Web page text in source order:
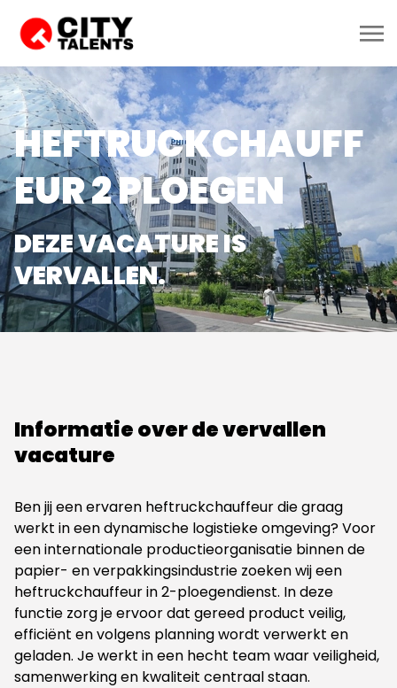
HEFTRUCKCHAUFF
EUR 2 PLOEGEN
DEZE VACATURE IS
VERVALLEN.
Informatie over de vervallen
vacature
Ben jij een ervaren heftruckchauffeur die graag
werkt in een dynamische logistieke omgeving? Voor
een internationale productieorganisatie binnen de
papier- en verpakkingsindustrie zoeken wij een
heftruckchauffeur in 2-ploegendienst. In deze
functie zorg je ervoor dat gereed product veilig,
efficiënt en volgens planning wordt verwerkt en
geladen. Je werkt in een hecht team waar veiligheid,
samenwerking en kwaliteit centraal staan.